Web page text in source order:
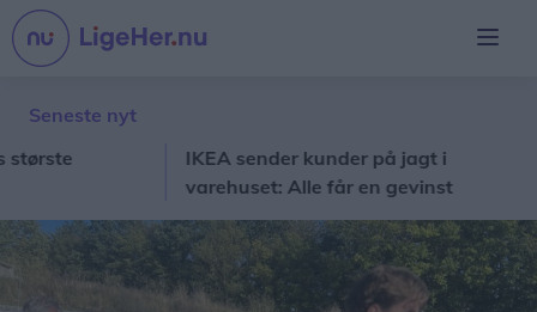
Seneste nyt
IKEA sender kunder på jagt i
varehuset: Alle får en gevinst